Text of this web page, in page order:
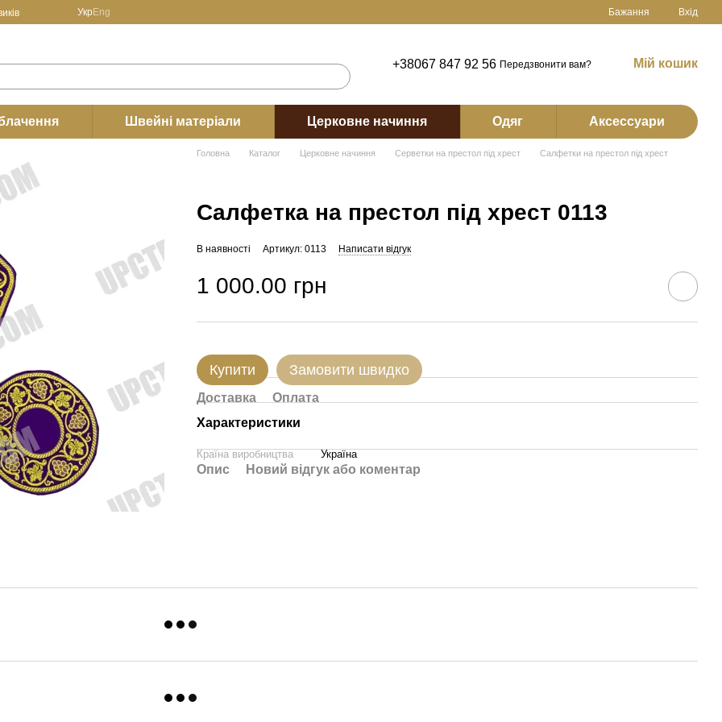
УкрEng Бажання Вхід
+38067 847 92 56 Передзвонити вам? Мій кошик
Швейні матеріали Церковне начиння Одяг Аксессуари
Головна Каталог Церковне начиння Серветки на престол під хрест Салфетки на престол під хрест
Салфетка на престол під хрест 0113
В наявності Артикул: 0113 Написати відгук
1 000.00 грн
Купити Замовити швидко
Доставка
Оплата
Характеристики
Країна виробництва Україна
Опис Новий відгук або коментар